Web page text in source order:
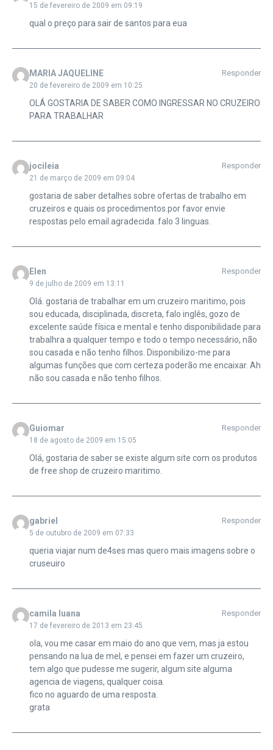
15 de fevereiro de 2009 em 09:19
qual o preço para sair de santos para eua
MARIA JAQUELINE
20 de fevereiro de 2009 em 10:25
Responder
OLÁ GOSTARIA DE SABER COMO INGRESSAR NO CRUZEIRO
PARA TRABALHAR
jocileia
21 de março de 2009 em 09:04
Responder
gostaria de saber detalhes sobre ofertas de trabalho em
cruzeiros e quais os procedimentos.por favor envie
respostas pelo email.agradecida .falo 3 linguas.
Elen
9 de julho de 2009 em 13:11
Responder
Olá. gostaria de trabalhar em um cruzeiro maritimo, pois
sou educada, disciplinada, discreta, falo inglês, gozo de
excelente saúde física e mental e tenho disponibilidade para
trabalhra a qualquer tempo e todo o tempo necessário, não
sou casada e não tenho filhos. Disponibilizo-me para
algumas funções que com certeza poderão me encaixar. Ah
não sou casada e não tenho filhos.
Guiomar
18 de agosto de 2009 em 15:05
Responder
Olá, gostaria de saber se existe algum site com os produtos
de free shop de cruzeiro maritimo.
gabriel
5 de outubro de 2009 em 07:33
Responder
queria viajar num de4ses mas quero mais imagens sobre o
cruseuiro
camila luana
17 de fevereiro de 2013 em 23:45
Responder
ola, vou me casar em maio do ano que vem, mas ja estou
pensando na lua de mel, e pensei em fazer um cruzeiro,
tem algo que pudesse me sugerir, algum site alguma
agencia de viagens, qualquer coisa.
fico no aguardo de uma resposta.
grata